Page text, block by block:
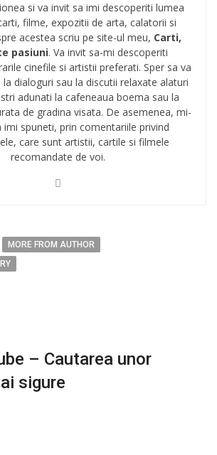
si va invit sa imi descoperiti lumea
filme, expozitii de arta, calatorii si
acestea scriu pe site-ul meu, Carti,
pasiuni. Va invit sa-mi descoperiti
cinefile si artistii preferati. Sper sa va
dialoguri sau la discutii relaxate alaturi
adunati la cafeneaua boema sau la
de gradina visata. De asemenea, mi-
imi spuneti, prin comentariile privind
care sunt artistii, cartile si filmele
recomandate de voi.
MORE FROM AUTHOR
– Cautarea unor
sigure